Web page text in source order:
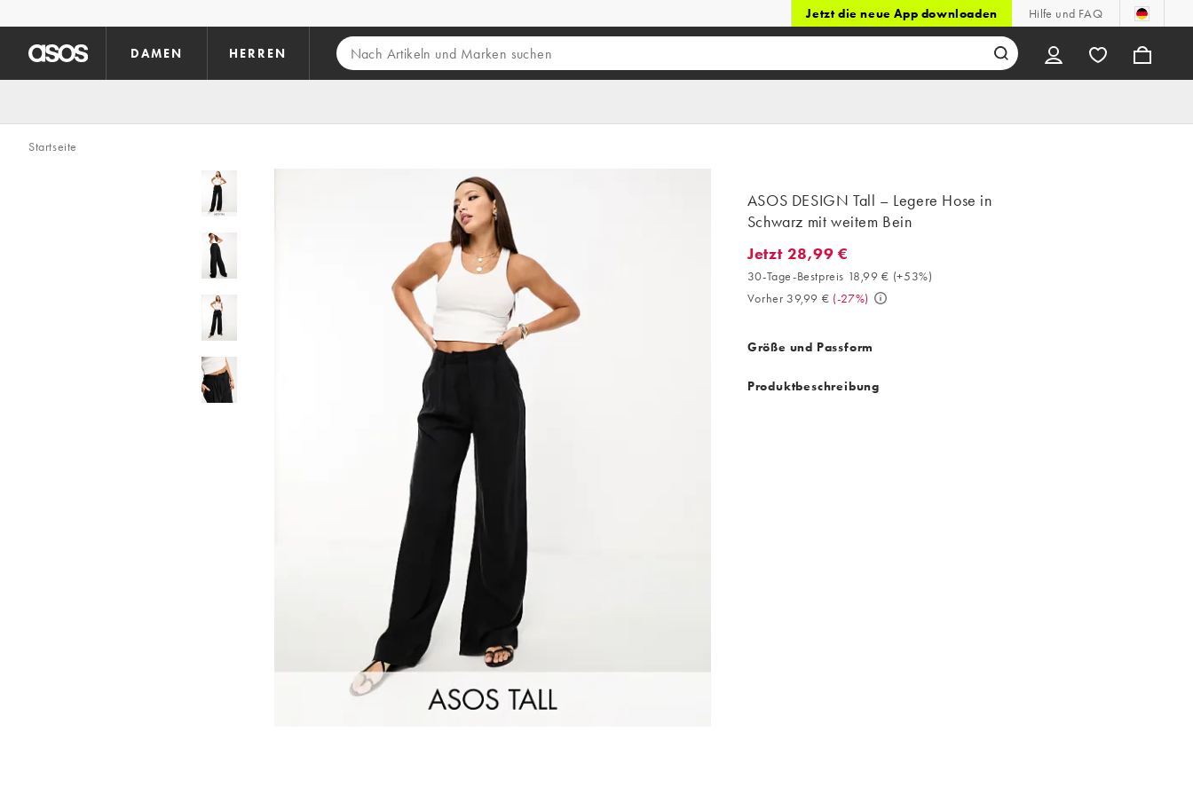
Jetzt die neue App downloaden Hilfe und FAQ
DAMEN HERREN
Startseite
ASOS DESIGN Tall – Legere Hose in
Schwarz mit weitem Bein
Jetzt 28,99 €. 30-Tage-Bestpreis 18,99 € (+53%). Vorher 39,99 €. (-27%)
Jetzt 28,99 €
30-Tage-Bestpreis 18,99 € (+53%)
Vorher 39,99 € (-27%)
Größe und Passform
Produktbeschreibung